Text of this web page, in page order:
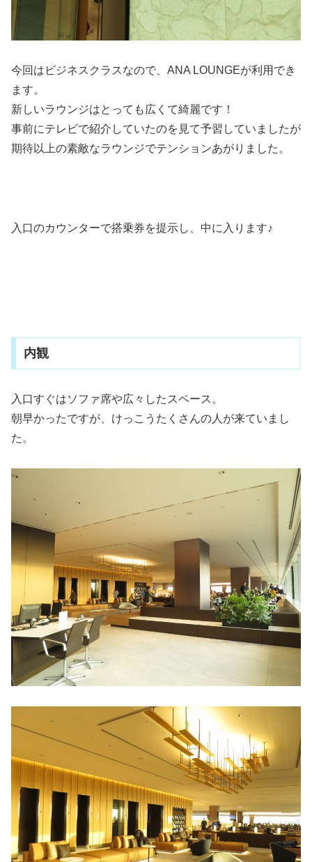
今回はビジネスクラスなので、ANA LOUNGEが利用でき
ます。
新しいラウンジはとっても広くて綺麗です！
事前にテレビで紹介していたのを見て予習していましたが
期待以上の素敵なラウンジでテンションあがりました。
入口のカウンターで搭乗券を提示し、中に入ります♪
内観
入口すぐはソファ席や広々したスペース。
朝早かったですが、けっこうたくさんの人が来ていまし
た。